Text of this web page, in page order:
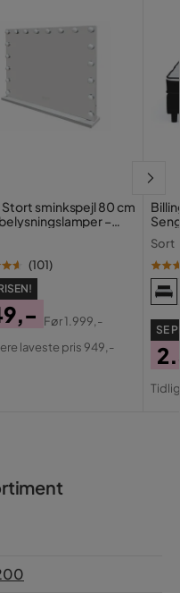
Tidløs
Nej
Med hovedgærde
7
Springmadras
Stort sminkspejl 80 cm
–
spejl med USB-
(101)
Før1.999,-
laveste pris 949,-
Billingen
Sort
SE